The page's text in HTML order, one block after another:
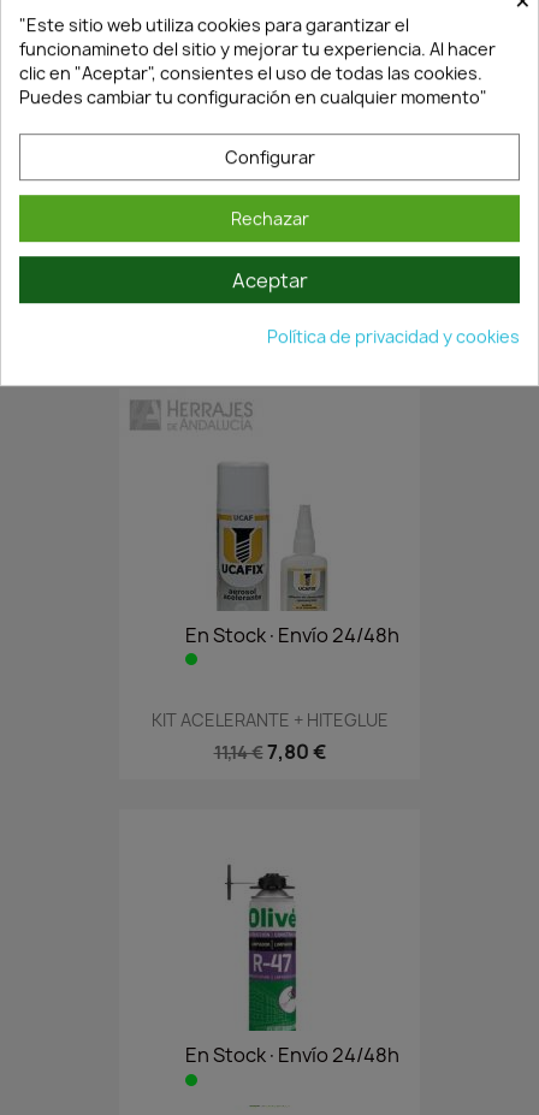
En Stock·Envío 24/48h
SELLADOR DE MADERA SOUDAL...
3,98 €
En Stock·Envío 24/48h
KIT ACELERANTE + HITEGLUE
11,14 €7,80 €
En Stock·Envío 24/48h
"Este sitio web utiliza cookies para garantizar el
funcionamineto del sitio y mejorar tu experiencia. Al hacer
clic en "Aceptar", consientes el uso de todas las cookies.
Puedes cambiar tu configuración en cualquier momento"
Configurar
Rechazar
Aceptar
Política de privacidad y cookies